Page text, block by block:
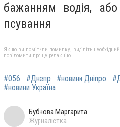
бажанням водія,
псування
Якщо ви помітили помилку, виділіть
повідомити про це редакцію
#056 #Днепр #новини Дніпро
#новини Україна
Бубнова Маргарита
Журналістка